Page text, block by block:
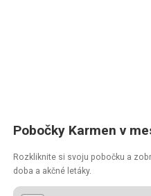
Pobočky Karmen v
Rozkliknite si svoju pobočku a
doba a akčné letáky.